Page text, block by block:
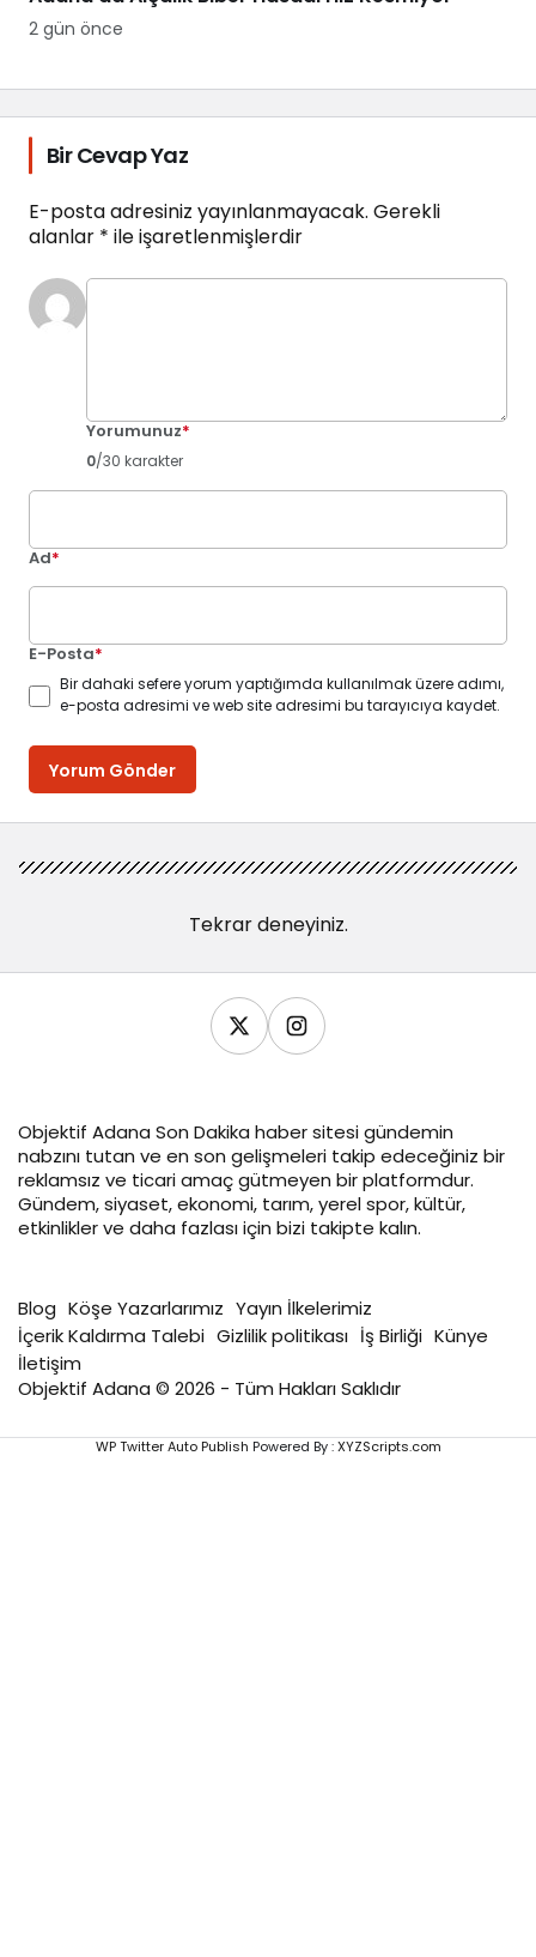
2 gün önce
Bir Cevap Yaz
E-posta adresiniz yayınlanmayacak. Gerekli
alanlar * ile işaretlenmişlerdir
Yorumunuz*
0/30 karakter
Ad*
E-Posta*
Bir dahaki sefere yorum yaptığımda kullanılmak üzere adımı,
e-posta adresimi ve web site adresimi bu tarayıcıya kaydet.
Yorum Gönder
Tekrar deneyiniz.
Objektif Adana Son Dakika haber sitesi gündemin
nabzını tutan ve en son gelişmeleri takip edeceğiniz bir
reklamsız ve ticari amaç gütmeyen bir platformdur.
Gündem, siyaset, ekonomi, tarım, yerel spor, kültür,
etkinlikler ve daha fazlası için bizi takipte kalın.
Blog Köşe Yazarlarımız Yayın İlkelerimiz
İçerik Kaldırma Talebi Gizlilik politikası İş Birliği Künye
İletişim
Objektif Adana © 2026 - Tüm Hakları Saklıdır
WP Twitter Auto Publish Powered By :XYZScripts.com